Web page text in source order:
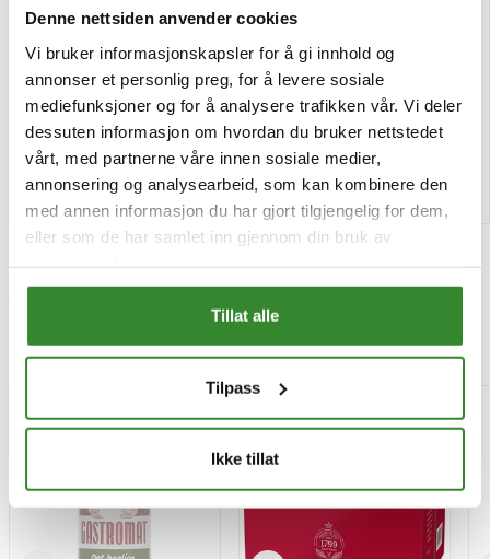
Denne nettsiden anvender cookies
Vi bruker informasjonskapsler for å gi innhold og
annonser et personlig preg, for å levere sosiale
mediefunksjoner og for å analysere trafikken vår. Vi deler
dessuten informasjon om hvordan du bruker nettstedet
vårt, med partnerne våre innen sosiale medier,
annonsering og analysearbeid, som kan kombinere den
med annen informasjon du har gjort tilgjengelig for dem,
eller som de har samlet inn gjennom din bruk av
Tillat alle
Tilpass
Ikke tillat
Yogi te matcha lemon 17
pos
Pris
kr 67,87 /stk
Tilgjengelig
Kjøp
Green tea citrus te 25bg
Pris
kr 34,45 /pk
Tilgjengelig
Kjøp
Mest besøkt